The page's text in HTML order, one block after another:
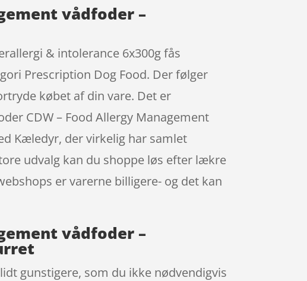
vådfoder –
& intolerance 6x300g fås
Prescription Dog Food. Der følger
købet af din vare. Det er
CDW – Food Allergy Management
Kæledyr, der virkelig har samlet
udvalg kan du shoppe løs efter lækre
er varerne billigere- og det kan
vådfoder –
gunstigere, som du ikke nødvendigvis